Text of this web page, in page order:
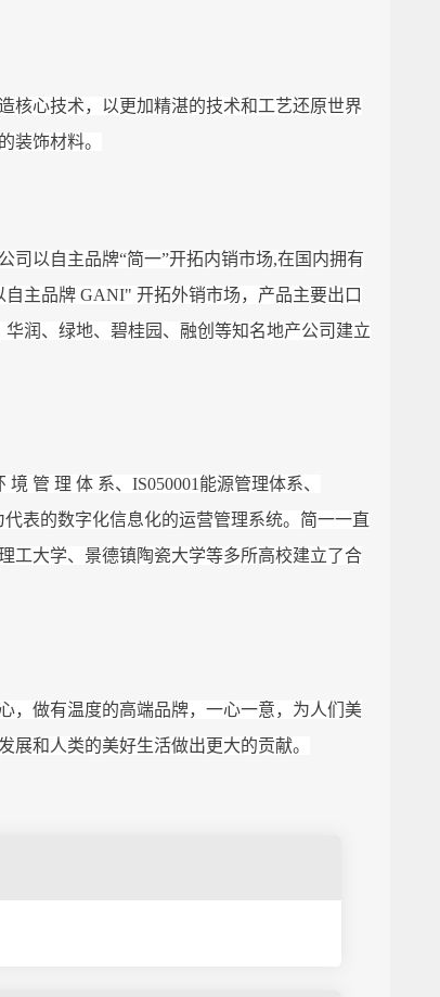
核心技术，以更加精湛的技术和工艺还原世界
装饰材料。
司以自主品牌“简一”开拓内销市场,在国内拥有
主品牌 GANI" 开拓外销市场，产品主要出口
润、绿地、碧桂园、融创等知名地产公司建立
管 理 体 系、IS050001能源管理体系、
表的数字化信息化的运营管理系统。简一一直
工大学、景德镇陶瓷大学等多所高校建立了合
，做有温度的高端品牌，一心一意，为人们美
和人类的美好生活做出更大的贡献。